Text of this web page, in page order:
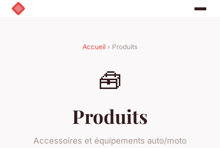
Accueil › Produits
🧰
Produits
Accessoires et équipements auto/moto